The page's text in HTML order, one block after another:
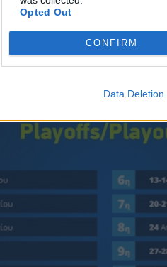
Opted Out
CONFIRM
Data Deletion